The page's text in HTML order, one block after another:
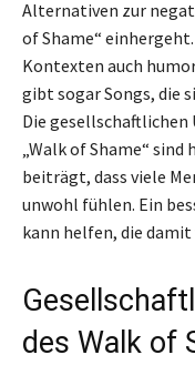
Alternativen zur
of Shame“
Kontexten auch
gibt sogar Songs, die
Die gesellschaftlichen
„Walk of Shame“
beiträgt, dass viele
unwohl fühlen. Ein
kann helfen, die
des Walk of